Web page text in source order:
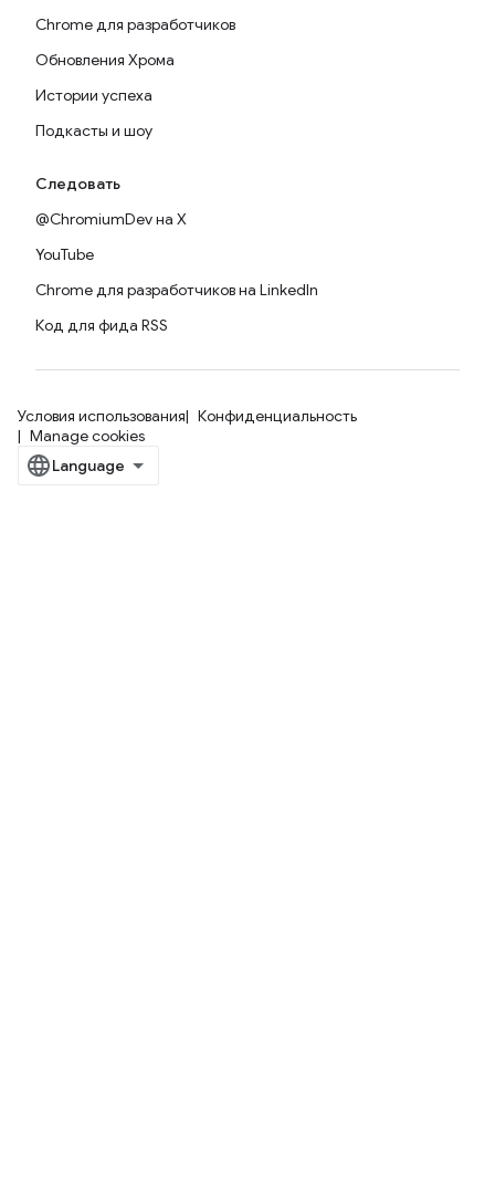
Chrome для разработчиков
Обновления Хрома
Истории успеха
Подкасты и шоу
Следовать
@ChromiumDev на X
YouTube
Chrome для разработчиков на LinkedIn
Код для фида RSS
Условия использования
Конфиденциальность
Manage cookies